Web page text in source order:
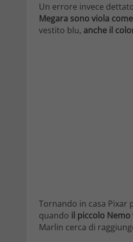
Un errore invece
Megara sono viola
vestito blu, anche il
Tornando in casa Pixar
quando il piccolo
Marlin cerca di